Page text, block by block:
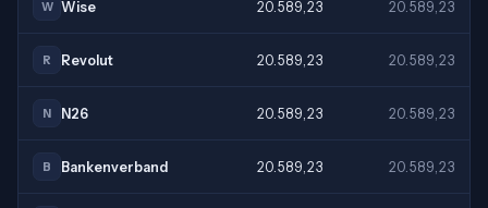
W Wise 20.589,23 20.589,23
R Revolut 20.589,23 20.589,23
N N26 20.589,23 20.589,23
B Bankenverband 20.589,23 20.589,23